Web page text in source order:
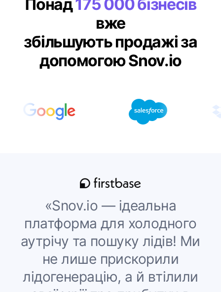
Понад175 000 бізнесів
вже
збільшують продажі за
допомогою Snov.io
«Snov.io — ідеальна
платформа для холодного
аутрічу та пошуку лідів! Ми
не лише прискорили
лідогенерацію, а й втілили